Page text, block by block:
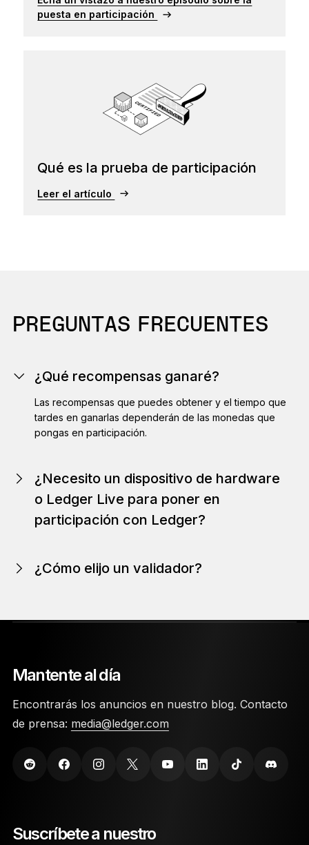
puesta en participación
Qué es la prueba de participación
Leer el artículo
PREGUNTAS FRECUENTES
¿Qué recompensas ganaré?
Las recompensas que puedes obtener y el tiempo que
tardes en ganarlas dependerán de las monedas que
pongas en participación.
¿Necesito un dispositivo de hardware
o Ledger Live para poner en
participación con Ledger?
hardware ni Ledger Live. Esto se debe a que los nodos
¿Cómo elijo un validador?
Mantente al día
Encontrarás los anuncios en nuestro blog. Contacto
de prensa: media@ledger.com
Suscríbete a nuestro